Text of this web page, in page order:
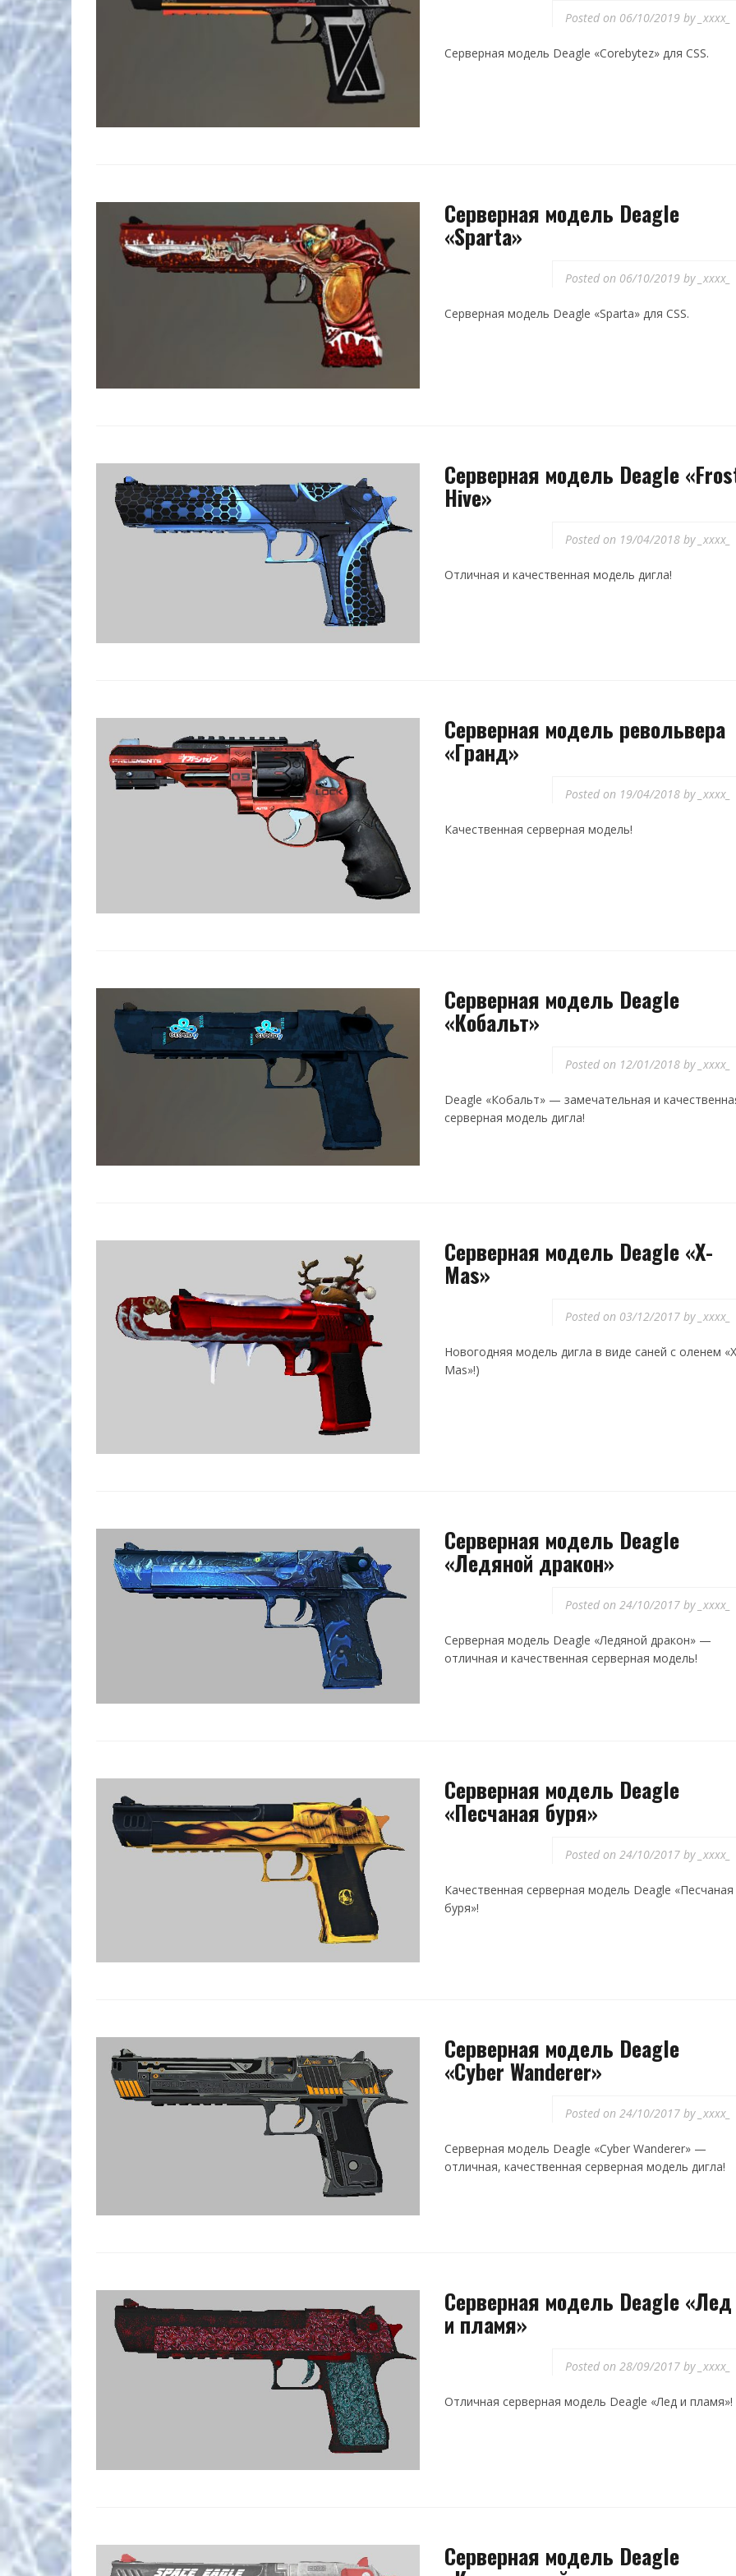
Posted on 06/10/2019 by _xxxx_
Серверная модель Deagle «Corebytez» для CSS.
Серверная модель Deagle
«Sparta»
Posted on 06/10/2019 by _xxxx_
Серверная модель Deagle «Sparta» для CSS.
Серверная модель Deagle
Hive»
Posted on 19/04/2018by _xxxx_
Отличная и качественная модель дигла!
Серверная модель револьвера
«Гранд»
Posted on 19/04/2018by _xxxx_
Качественная серверная модель!
Серверная модель Deagle
«Кобальт»
Posted on 12/01/2018by _xxxx_
Deagle «Кобальт» — замечательная и
серверная модель дигла!
Серверная модель Deagle «X-
Mas»
Posted on 03/12/2017by _xxxx_
Новогодняя модель дигла в виде саней с оленем
Mas»!)
Серверная модель Deagle
«Ледяной дракон»
Posted on 24/10/2017by _xxxx_
Серверная модель Deagle «Ледяной дракон» —
отличная и качественная серверная модель!
Серверная модель Deagle
«Песчаная буря»
Posted on 24/10/2017by _xxxx_
Качественная серверная модель Deagle «Песчаная
буря»!
Серверная модель Deagle
«Cyber Wanderer»
Posted on 24/10/2017by _xxxx_
Серверная модель Deagle «Cyber Wanderer» —
отличная, качественная серверная модель дигла!
Серверная модель Deagle «Лед
и пламя»
Posted on 28/09/2017by _xxxx_
Отличная серверная модель Deagle «Лед и пламя»!
Серверная модель Deagle